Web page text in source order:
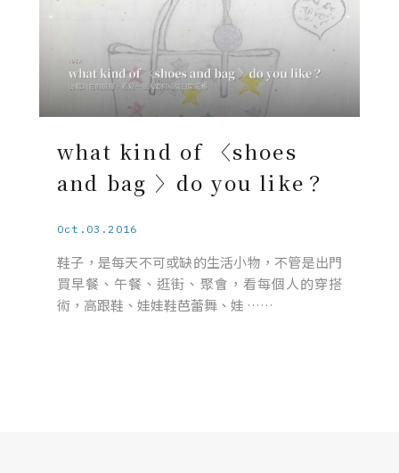
what kind of 〈shoes
and bag 〉do you like？
Oct.03.2016
鞋子，是每天不可或缺的生活小物，不管是出門
買早餐、午餐、逛街、聚會，看每個人的穿搭
術，高跟鞋、娃娃鞋芭蕾舞、娃 ……